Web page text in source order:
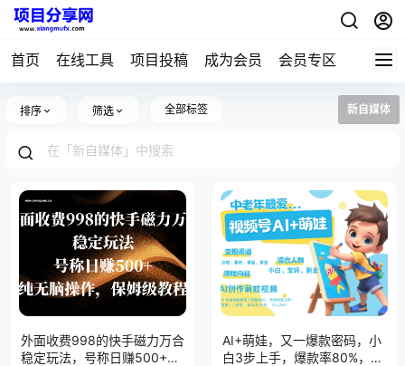
首页 在线工具 项目投稿 成为会员 会员专区
排序 筛选 全部标签 新自媒体
外面收费998的快手磁力万合
稳定玩法，号称日赚500+，
AI+萌娃，又一爆款密码，小
白3步上手，爆款率80%，每